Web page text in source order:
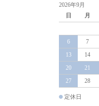
2026年9月
日
月
6
7
13
14
20
21
27
28
定休日